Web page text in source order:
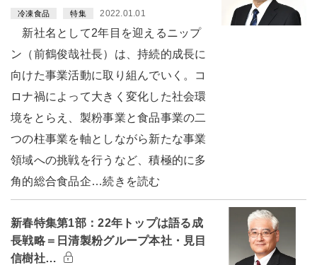
冷凍食品 特集 2022.01.01
新社名として2年目を迎えるニップ
ン（前鶴俊哉社長）は、持続的成長に
向けた事業活動に取り組んでいく。コ
ロナ禍によって大きく変化した社会環
境をとらえ、製粉事業と食品事業の二
つの柱事業を軸としながら新たな事業
領域への挑戦を行うなど、積極的に多
角的総合食品企…続きを読む
新春特集第1部：22年トップは語る成
長戦略＝日清製粉グループ本社・見目
信樹社…